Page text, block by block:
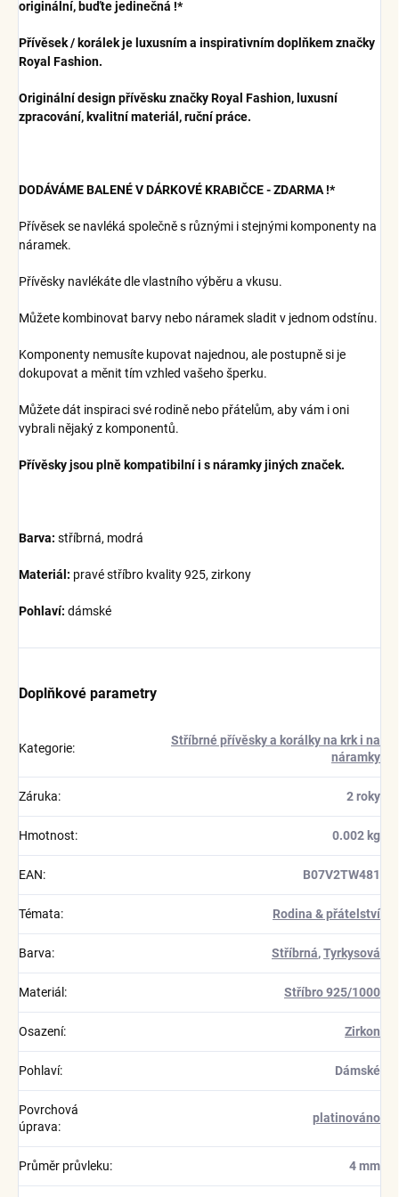
originální, buďte jedinečná !*
Přívěsek / korálek je luxusním a inspirativním doplňkem značky
Royal Fashion.
Originální design přívěsku značky Royal Fashion, luxusní
zpracování, kvalitní materiál, ruční práce.
DODÁVÁME BALENÉ V DÁRKOVÉ KRABIČCE - ZDARMA !*
Přívěsek se navléká společně s různými i stejnými komponenty na
náramek.
Přívěsky navlékáte dle vlastního výběru a vkusu.
Můžete kombinovat barvy nebo náramek sladit v jednom odstínu.
Komponenty nemusíte kupovat najednou, ale postupně si je
dokupovat a měnit tím vzhled vašeho šperku.
Můžete dát inspiraci své rodině nebo přátelům, aby vám i oni
vybrali nějaký z komponentů.
Přívěsky jsou plně kompatibilní i s náramky jiných značek.
Barva: stříbrná, modrá
Materiál: pravé stříbro kvality 925, zirkony
Pohlaví: dámské
Doplňkové parametry
Kategorie:
Stříbrné přívěsky a korálky na krk i na
náramky
Záruka: 2 roky
Hmotnost: 0.002 kg
EAN: B07V2TW481
Témata: Rodina & přátelství
Barva: Stříbrná,Tyrkysová
Materiál : Stříbro 925/1000
Osazení: Zirkon
Pohlaví: Dámské
Povrchová
úprava:
platinováno
Průměr průvleku: 4 mm